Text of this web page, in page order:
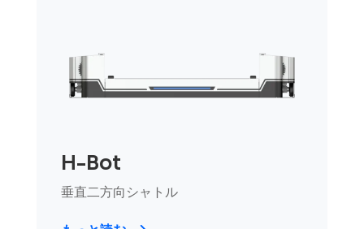
H-Bot
垂直二方向シャトル